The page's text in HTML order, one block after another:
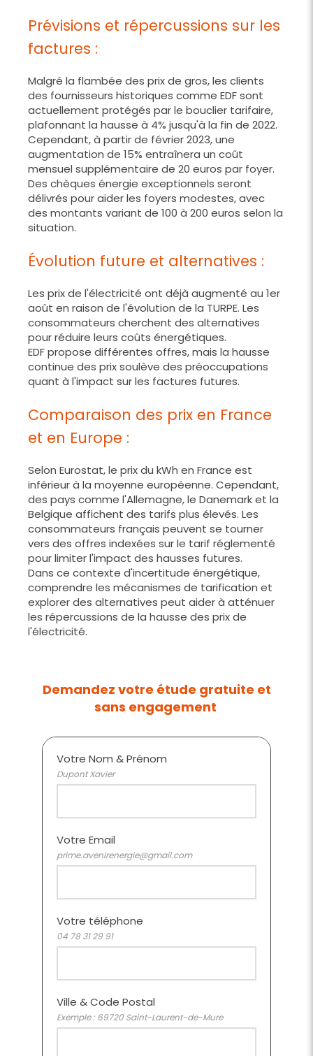
Prévisions et répercussions sur les
factures :
Malgré la flambée des prix de gros, les clients
des fournisseurs historiques comme EDF sont
actuellement protégés par le bouclier tarifaire,
plafonnant la hausse à 4% jusqu'à la fin de 2022.
Cependant, à partir de février 2023, une
augmentation de 15% entraînera un coût
mensuel supplémentaire de 20 euros par foyer.
Des chèques énergie exceptionnels seront
délivrés pour aider les foyers modestes, avec
des montants variant de 100 à 200 euros selon la
situation.
Évolution future et alternatives :
Les prix de l'électricité ont déjà augmenté au 1er
août en raison de l'évolution de la TURPE. Les
consommateurs cherchent des alternatives
pour réduire leurs coûts énergétiques.
EDF propose différentes offres, mais la hausse
continue des prix soulève des préoccupations
quant à l'impact sur les factures futures.
Comparaison des prix en France
et en Europe :
Selon Eurostat, le prix du kWh en France est
inférieur à la moyenne européenne. Cependant,
des pays comme l'Allemagne, le Danemark et la
Belgique affichent des tarifs plus élevés. Les
consommateurs français peuvent se tourner
vers des offres indexées sur le tarif réglementé
pour limiter l'impact des hausses futures.
Dans ce contexte d'incertitude énergétique,
comprendre les mécanismes de tarification et
explorer des alternatives peut aider à atténuer
les répercussions de la hausse des prix de
l'électricité.
Demandez votre étude gratuite et
sans engagement
Votre Nom & Prénom
Dupont Xavier
Votre Email
prime.avenirenergie@gmail.com
Votre téléphone
04 78 31 29 91
Ville & Code Postal
Exemple : 69720 Saint-Laurent-de-Mure